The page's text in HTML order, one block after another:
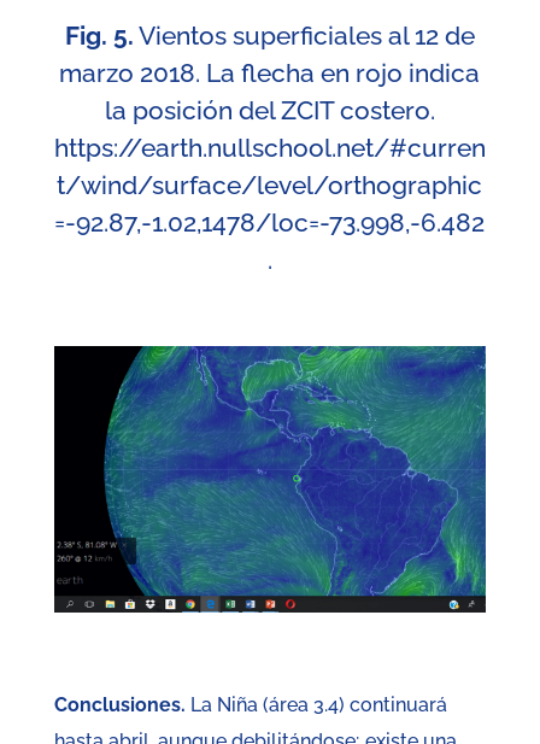
Fig. 5. Vientos superficiales al 12 de
marzo 2018. La flecha en rojo indica
la posición del ZCIT costero.
https://earth.nullschool.net/#curren
t/wind/surface/level/orthographic
=-92.87,-1.02,1478/loc=-73.998,-6.482
.
Conclusiones. La Niña (área 3.4) continuará